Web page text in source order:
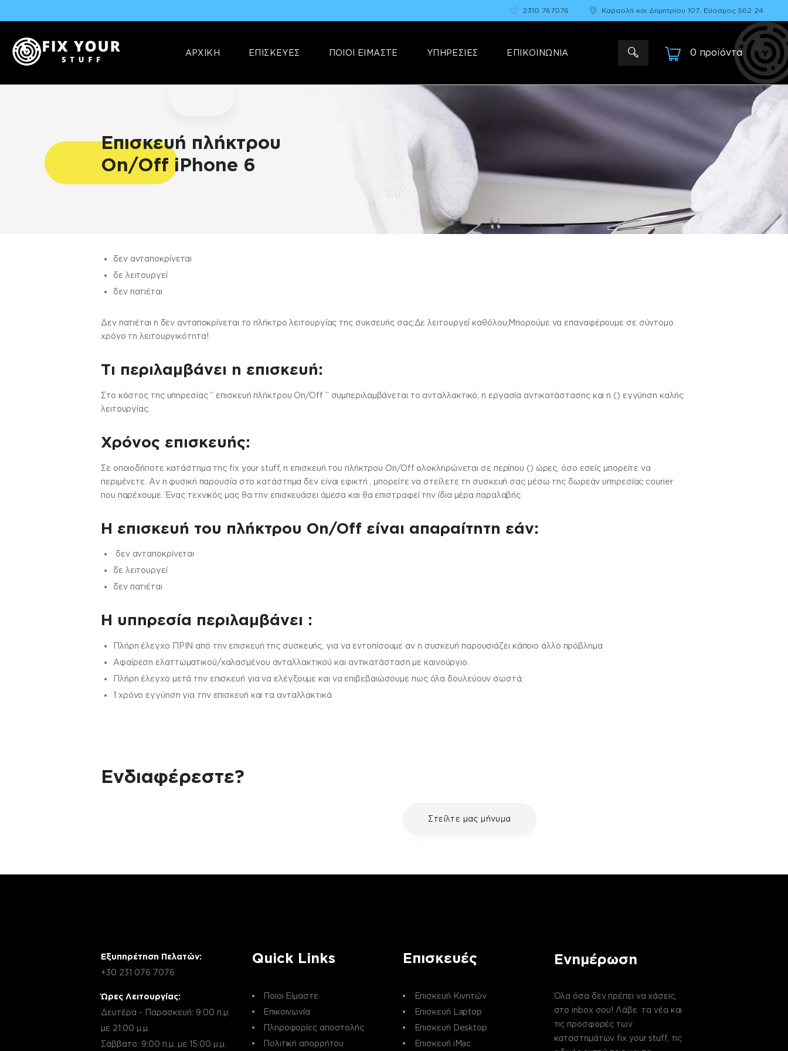
2310 767076 Καραολή και Δημητρίου 107, Εύοσμος 562 24
ΑΡΧΙΚΗ ΕΠΙΣΚΕΥΕΣ ΠΟΙΟΙ ΕΙΜΑΣΤΕ ΥΠΗΡΕΣΙΕΣ ΕΠΙΚΟΙΝΩΝΙΑ 0 προϊόντα-
Επισκευές & Πωλήσεις Ηλεκτρονικών Συσκευών &Αξεσουάρ
Επισκευή πλήκτρου
On/Off iPhone 6
δεν ανταποκρίνεται
δε λειτουργεί
δεν πατιέται
Δεν πατιέται η δεν ανταποκρίνεται το πλήκτρο λειτουργίας της συκσευής σας;Δε λειτουργεί καθόλου;Μπορούμε να επαναφέρουμε σε σύντομο
χρόνο τη λειτουργικότητα!
Τι περιλαμβάνει η επισκευή:
Στo κόστος της υπηρεσίας ” επισκευή πλήκτρου On/Off ” συμπεριλαμβάνεται το ανταλλακτικό, η εργασία αντικατάστασης και η () εγγύηση καλής
λειτουργίας.
Χρόνος επισκευής:
Σε οποιοδήποτε κατάστημα της fix your stuff, η επισκευή του πλήκτρου On/Off ολοκληρώνεται σε περίπου () ώρες, όσο εσείς μπορείτε να
περιμένετε. Αν η φυσική παρουσία στο κατάστημα δεν είναι εφικτή , μπορείτε να στείλετε τη συσκευή σας μέσω της δωρεάν υπηρεσίας courier
που παρέχουμε. Ένας τεχνικός μας θα την επισκευάσει άμεσα και θα επιστραφεί την ίδια μέρα παραλαβής.
Η επισκευή του πλήκτρου On/Off είναι απαραίτητη εάν:
δεν ανταποκρίνεται
δε λειτουργεί
δεν πατιέται
H υπηρεσία περιλαμβάνει :
Πλήρη έλεγχο ΠΡΙΝ από την επισκευή της συσκευής, για να εντοπίσουμε αν η συσκευή παρουσιάζει κάποιο άλλο πρόβλημα
Αφαίρεση ελαττωματικού/χαλασμένου ανταλλακτικού και αντικατάσταση με καινούργιο.
Πλήρη έλεγχο μετά την επισκευή για να ελέγξουμε και να επιβεβαιώσουμε πως όλα δουλεύουν σωστά.
1 χρόνο εγγύηση για την επισκευή και τα ανταλλακτικά
Ενδιαφέρεστε?
Στείλτε μας μήνυμα
Εξυπηρέτηση Πελατών:
+30 231 076 7076
Ώρες Λειτουργίας:
Δευτέρα - Παρασκευή: 9:00 π.μ.
με 21:00 μ.μ.
Σάββατο: 9:00 π.μ. με 15:00 μ.μ.
Quick Links
Ποιοι Είμαστε
Επικοινωνία
Πληροφορίες αποστολής
Πολιτική απορρήτου
Επισκευές
Επισκευή Κινητών
Επισκευή Laptop
Επισκευή Desktop
Επισκευή iMac
Ενημέρωση
Όλα όσα δεν πρέπει να χάσεις,
στο inbox σου! Λάβε τα νέα και
τις προσφορές των
καταστημάτων fix your stuff, τις